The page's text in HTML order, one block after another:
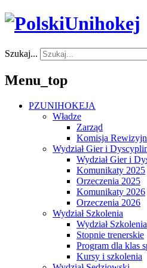
Szukaj...
Menu_top
PZUNIHOKEJA
Władze
Zarząd
Komisja
Wydział Gier i
Wydział Gier i
Komunikaty 2025
Orzeczenia 2025
Komunikaty 2026
Orzeczenia 2026
Wydział Szkolenia
Wydział Szkolenia
Stopnie trenerskie
Program dla klas
Kursy i szkolenia